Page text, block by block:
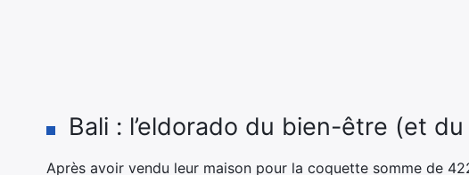
Bali : l’eldorado du bien-être (et
Après avoir vendu leur maison pour la coquette somme de